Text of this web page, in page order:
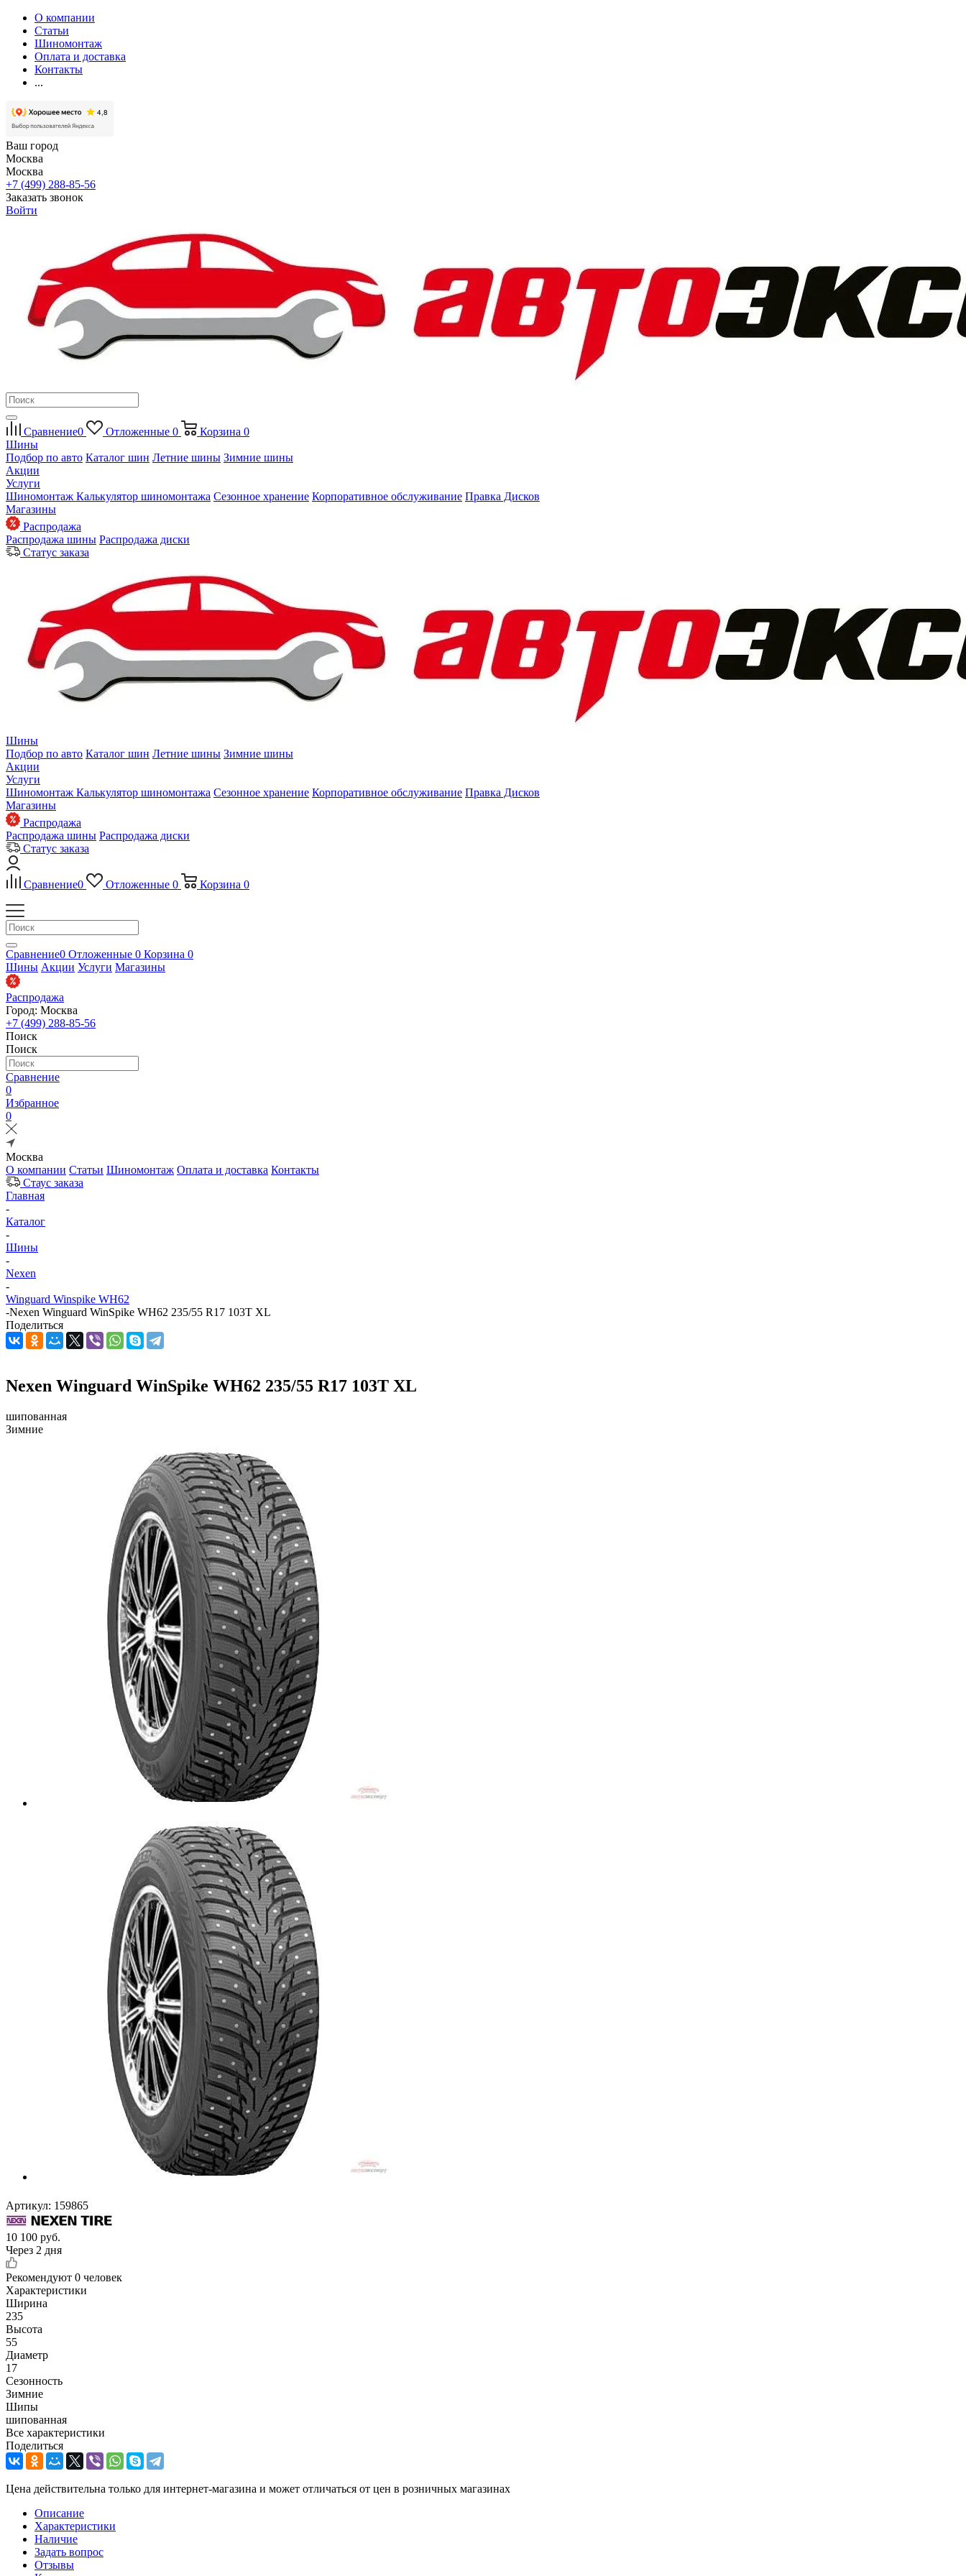
О компании
Статьи
Шиномонтаж
Оплата и доставка
Контакты
...
Ваш город
Москва
Москва
+7 (499) 288-85-56
Заказать звонок
Войти
Сравнение0 Отложенные 0 Корзина 0
Шины
Подбор по авто Каталог шин Летние шины Зимние шины
Акции
Услуги
Шиномонтаж Калькулятор шиномонтажа Сезонное хранение Корпоративное обслуживание Правка Дисков
Магазины
Распродажа
Распродажа шины Распродажа диски
Статус заказа
Шины
Подбор по авто Каталог шин Летние шины Зимние шины
Акции
Услуги
Шиномонтаж Калькулятор шиномонтажа Сезонное хранение Корпоративное обслуживание Правка Дисков
Магазины
Распродажа
Распродажа шины Распродажа диски
Статус заказа
Сравнение0 Отложенные 0 Корзина 0
Сравнение0 Отложенные 0 Корзина 0
Шины Акции Услуги Магазины
Распродажа
Город: Москва
+7 (499) 288-85-56
Поиск
Поиск
Сравнение
0
Избранное
0
Москва
О компании Статьи Шиномонтаж Оплата и доставка Контакты
Стаус заказа
Главная
-
Каталог
-
Шины
-
Nexen
-
Winguard Winspike WH62
-Nexen Winguard WinSpike WH62 235/55 R17 103T XL
Поделиться
Nexen Winguard WinSpike WH62 235/55 R17 103T XL
шипованная
Зимние
Артикул: 159865
10 100 руб.
Через 2 дня
Рекомендуют 0 человек
Характеристики
Ширина
235
Высота
55
Диаметр
17
Сезонность
Зимние
Шипы
шипованная
Все характеристики
Поделиться
Цена действительна только для интернет-магазина и может отличаться от цен в розничных магазинах
Описание
Характеристики
Наличие
Задать вопрос
Отзывы